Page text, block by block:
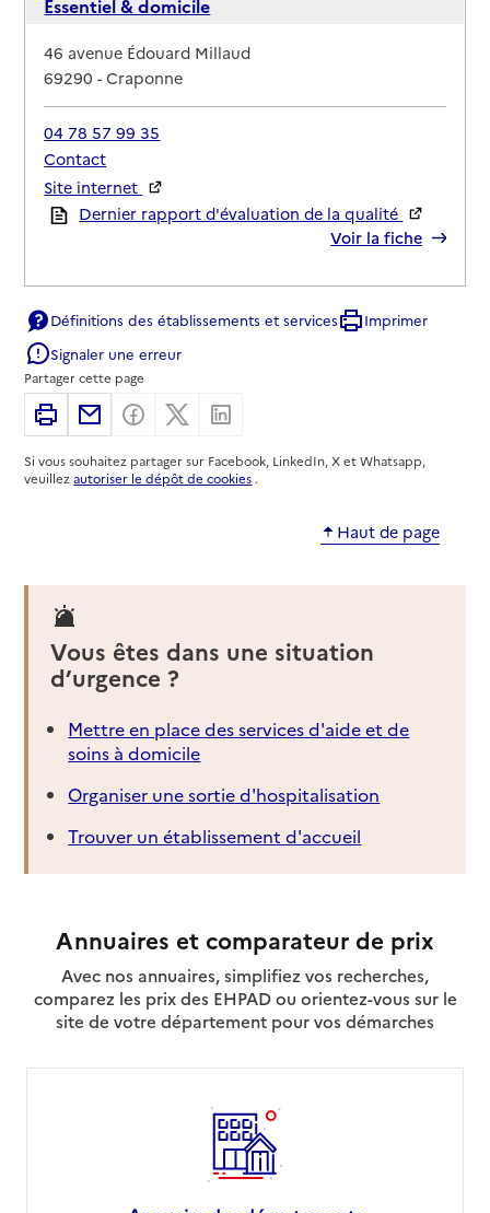
Essentiel & domicile
Adresse
46 avenue Édouard Millaud
69290-Craponne
04 78 57 99 35
Contact
Site internet
Rapport HAS
Dernier rapport d'évaluation de la qualité
Voir la fiche
Mis à jour le : 22/07/2026
Définitions des établissements et services
Imprimer
Signaler une erreur
Partager cette page
ImprimerPartager par email
Partager sur Facebook
Partager sur X
Si vous souhaitez partager sur Facebook, LinkedIn, X et Whatsapp,
veuillezautoriser le dépôt de cookies .
Haut de page
Vous êtes dans une situation
d’urgence ?
Mettre en place des services d'aide et de
soins à domicile
Organiser une sortie d'hospitalisation
Trouver un établissement d'accueil
Annuaires et comparateur de prix
Avec nos annuaires, simplifiez vos recherches,
comparez les prix des EHPAD ou orientez-vous sur le
site de votre département pour vos démarches